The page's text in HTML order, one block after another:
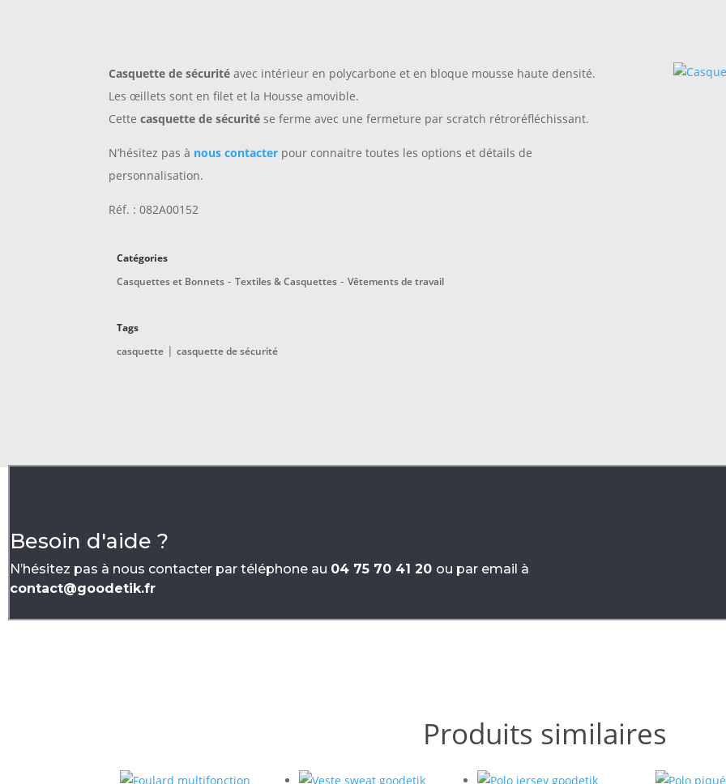
Casquette de sécurité avec intérieur en polycarbone et en bloque mousse haute densité.
Les œillets sont en filet et la Housse amovible.
Cettecasquette de sécurité se ferme avec une fermeture par scratch rétroréfléchissant.
N’hésitez pas à nous contacter pour connaitre toutes les options et détails de
personnalisation.
Réf. : 082A00152
Catégories
Casquettes et Bonnets -Textiles & Casquettes -Vêtements de travail
Tags
casquette |casquette de sécurité
Besoin d'aide ?
N’hésitez pas à nous contacter par téléphone au 04 75 70 41 20 ou par email à
contact@goodetik.fr
Produits similaires